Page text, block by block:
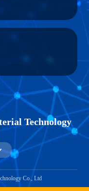
Technology
Co., Ltd